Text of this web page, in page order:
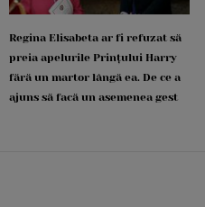
Regina Elisabeta ar fi refuzat să
preia apelurile Prințului Harry
fără un martor lângă ea. De ce a
ajuns să facă un asemenea gest